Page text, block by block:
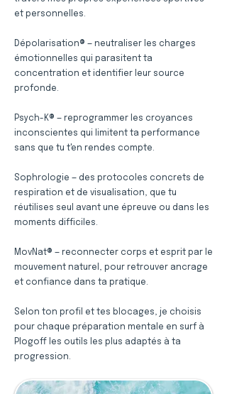
et personnelles.
Dépolarisation® — neutraliser les charges
émotionnelles qui parasitent ta
concentration et identifier leur source
profonde.
Psych-K® — reprogrammer les croyances
inconscientes qui limitent ta performance
sans que tu t'en rendes compte.
Sophrologie — des protocoles concrets de
respiration et de visualisation, que tu
réutilises seul avant une épreuve ou dans les
moments difficiles.
MovNat® — reconnecter corps et esprit par le
mouvement naturel, pour retrouver ancrage
et confiance dans ta pratique.
Selon ton profil et tes blocages, je choisis
pour chaque préparation mentale en surf à
Plogoff les outils les plus adaptés à ta
progression.